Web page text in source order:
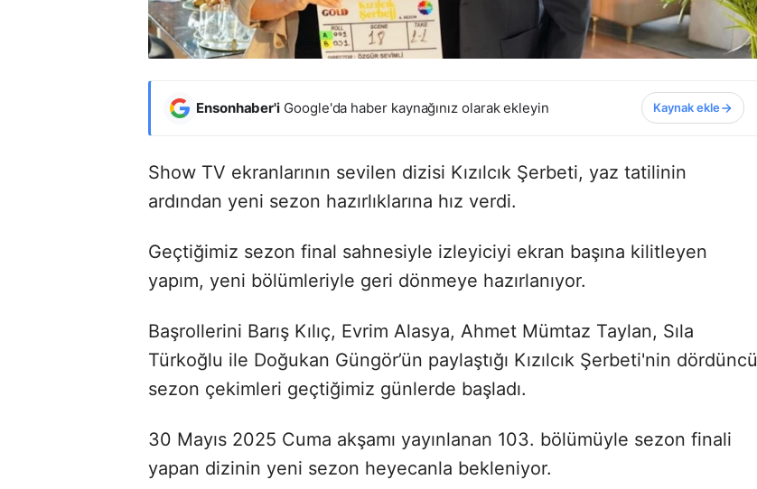
Ensonhaber'i Google'da haber kaynağınız olarak ekleyin Kaynak ekle
Show TV ekranlarının sevilen dizisi Kızılcık Şerbeti, yaz tatilinin
ardından yeni sezon hazırlıklarına hız verdi.
Geçtiğimiz sezon final sahnesiyle izleyiciyi ekran başına kilitleyen
yapım, yeni bölümleriyle geri dönmeye hazırlanıyor.
Başrollerini Barış Kılıç, Evrim Alasya, Ahmet Mümtaz Taylan, Sıla
Türkoğlu ile Doğukan Güngör’ün paylaştığı Kızılcık Şerbeti'nin dördüncü
sezon çekimleri geçtiğimiz günlerde başladı.
30 Mayıs 2025 Cuma akşamı yayınlanan 103. bölümüyle sezon finali
yapan dizinin yeni sezon heyecanla bekleniyor.